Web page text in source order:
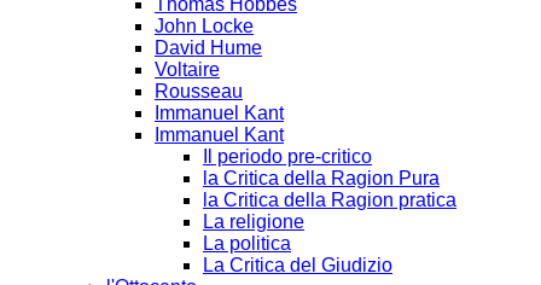
John Locke
David Hume
Voltaire
Rousseau
Immanuel Kant
Immanuel Kant
Il periodo pre-critico
la Critica della Ragion Pura
la Critica della Ragion pratica
La religione
La politica
La Critica del Giudizio